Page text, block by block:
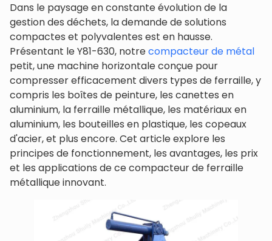
Dans le paysage en constante évolution de la
gestion des déchets, la demande de solutions
compactes et polyvalentes est en hausse.
Présentant le Y81-630, notrecompacteur de métal
petit, une machine horizontale conçue pour
compresser efficacement divers types de ferraille, y
compris les boîtes de peinture, les canettes en
aluminium, la ferraille métallique, les matériaux en
aluminium, les bouteilles en plastique, les copeaux
d'acier, et plus encore. Cet article explore les
principes de fonctionnement, les avantages, les prix
et les applications de ce compacteur de ferraille
métallique innovant.